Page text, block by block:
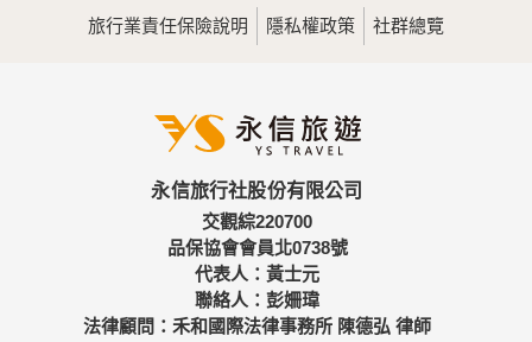
旅行業責任保險說明 隱私權政策 社群總覽
永信旅行社股份有限公司
交觀綜220700
品保協會會員北0738號
代表人：黃士元
聯絡人：彭姍瑋
法律顧問：禾和國際法律事務所 陳德弘 律師